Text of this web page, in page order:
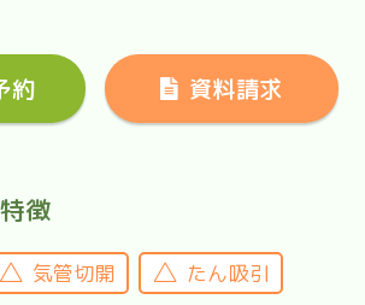
約 資料請求
徴
気管切開
たん吸引